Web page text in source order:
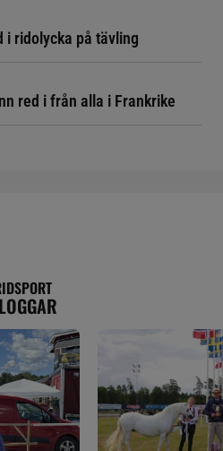
i ridolycka på tävling
red i från alla i Frankrike